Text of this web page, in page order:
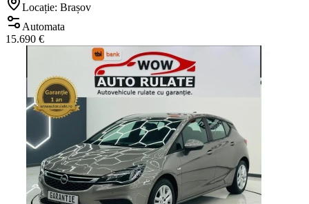
Locație: Brașov
Automata
15.690 €